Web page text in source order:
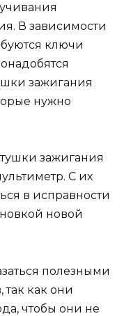
В зависимости
ключи
зажигания
нужно
зажигания
С их
в исправности
новой
полезными
как они
чтобы они не